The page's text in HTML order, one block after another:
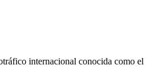
internacional conocida como